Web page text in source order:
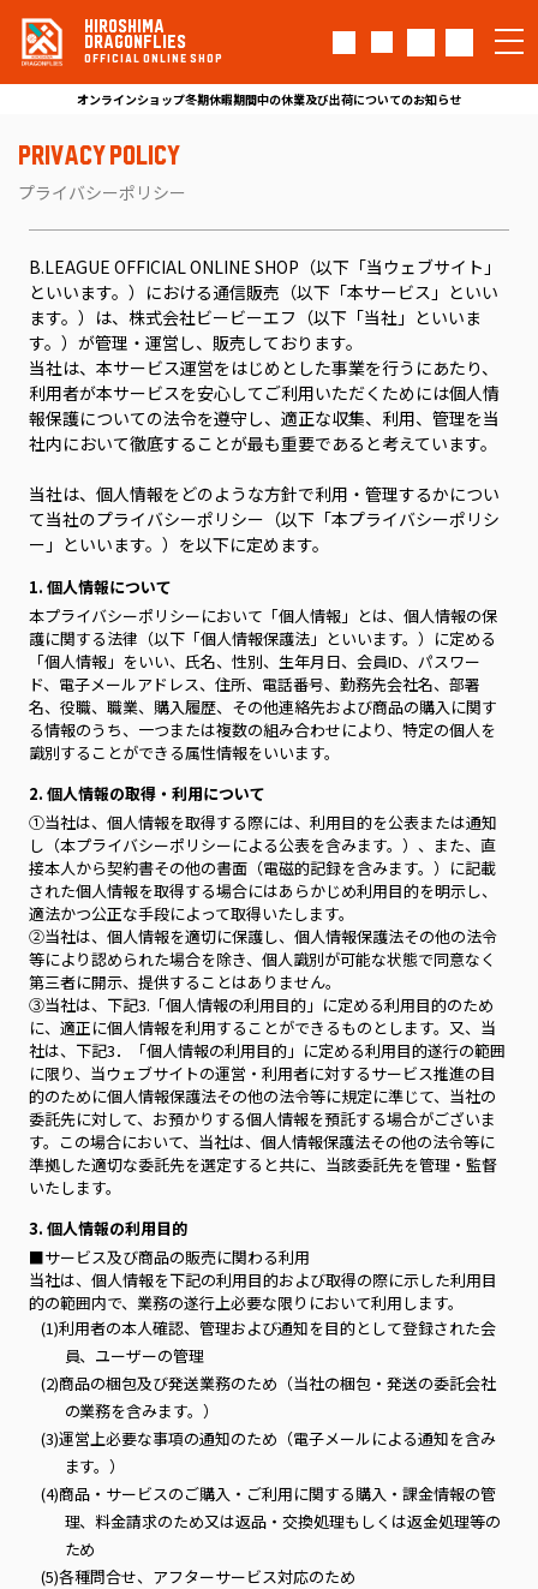
HIROSHIMA
DRAGONFLIES
OFFICIAL ONLINE SHOP
オンラインショップ冬期休暇期間中の休業及び出荷についてのお知らせ
PRIVACY POLICY
プライバシーポリシー
B.LEAGUE OFFICIAL ONLINE SHOP（以下「当ウェブサイト」
といいます。）における通信販売（以下「本サービス」といい
ます。）は、株式会社ビービーエフ（以下「当社」といいま
す。）が管理・運営し、販売しております。
当社は、本サービス運営をはじめとした事業を行うにあたり、
利用者が本サービスを安心してご利用いただくためには個人情
報保護についての法令を遵守し、適正な収集、利用、管理を当
社内において徹底することが最も重要であると考えています。
当社は、個人情報をどのような方針で利用・管理するかについ
て当社のプライバシーポリシー（以下「本プライバシーポリシ
ー」といいます。）を以下に定めます。
1. 個人情報について
本プライバシーポリシーにおいて「個人情報」とは、個人情報の保
護に関する法律（以下「個人情報保護法」といいます。）に定める
「個人情報」をいい、氏名、性別、生年月日、会員ID、パスワー
ド、電子メールアドレス、住所、電話番号、勤務先会社名、部署
名、役職、職業、購入履歴、その他連絡先および商品の購入に関す
る情報のうち、一つまたは複数の組み合わせにより、特定の個人を
識別することができる属性情報をいいます。
2. 個人情報の取得・利用について
①当社は、個人情報を取得する際には、利用目的を公表または通知
し（本プライバシーポリシーによる公表を含みます。）、また、直
接本人から契約書その他の書面（電磁的記録を含みます。）に記載
された個人情報を取得する場合にはあらかじめ利用目的を明示し、
適法かつ公正な手段によって取得いたします。
②当社は、個人情報を適切に保護し、個人情報保護法その他の法令
等により認められた場合を除き、個人識別が可能な状態で同意なく
第三者に開示、提供することはありません。
③当社は、下記3.「個人情報の利用目的」に定める利用目的のため
に、適正に個人情報を利用することができるものとします。又、当
社は、下記3．「個人情報の利用目的」に定める利用目的遂行の範囲
に限り、当ウェブサイトの運営・利用者に対するサービス推進の目
的のために個人情報保護法その他の法令等に規定に準じて、当社の
委託先に対して、お預かりする個人情報を預託する場合がございま
す。この場合において、当社は、個人情報保護法その他の法令等に
準拠した適切な委託先を選定すると共に、当該委託先を管理・監督
いたします。
3. 個人情報の利用目的
■サービス及び商品の販売に関わる利用
当社は、個人情報を下記の利用目的および取得の際に示した利用目
的の範囲内で、業務の遂行上必要な限りにおいて利用します。
(1)利用者の本人確認、管理および通知を目的として登録された会
員、ユーザーの管理
(2)商品の梱包及び発送業務のため（当社の梱包・発送の委託会社
の業務を含みます。）
(3)運営上必要な事項の通知のため（電子メールによる通知を含み
ます。）
(4)商品・サービスのご購入・ご利用に関する購入・課金情報の管
理、料金請求のため又は返品・交換処理もしくは返金処理等の
ため
(5)各種問合せ、アフターサービス対応のため